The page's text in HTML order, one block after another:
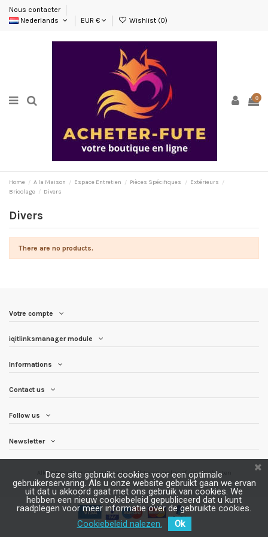
Nous contacter
Nederlands
EUR € Wishlist (0)
0
Home A la Maison Espace Entretien Pièces Spécifiques
Extérieurs
Bricolage
Divers
Divers
There are no products.
Votre compte
iqitlinksmanager module
Informations
Contact us
Follow us
Newsletter
Alle getoonde prijzen zijn inclusief btw enexclusief verzendkosten
Deze site gebruikt cookies voor een optimale
gebruikerservaring. Als u onze website gebruikt gaan we ervan
uit dat u akkoord gaat met ons gebruik van cookies. We
hebben een nieuw cookiebeleid gepubliceerd dat u kunt
raadplegen voor meer informatie over de gebruikte cookies.
Cookiebeleid nalezen.
Ok